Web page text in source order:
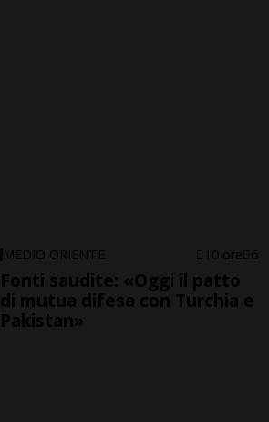
MEDIO ORIENTE 10 ore 6
Fonti saudite: «Oggi il patto
di mutua difesa con Turchia e
Pakistan»